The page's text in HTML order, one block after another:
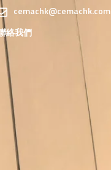
cemachk@cemachk.com
絡我們